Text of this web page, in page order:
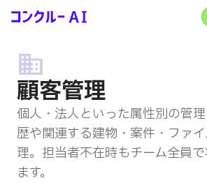
AIエージェント
機能全体像
顧客管理
個人・法人といった属性別の管
歴や関連する建物・案件・ファ
理。担当者不在時もチーム全員
ます。